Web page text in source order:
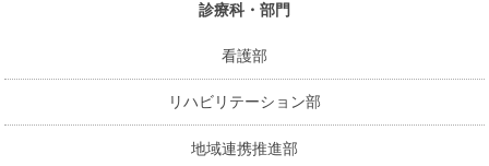
診療科・部門
看護部
リハビリテーション部
地域連携推進部